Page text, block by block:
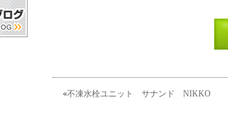
«不凍水栓ユニット サナンド NIKKO